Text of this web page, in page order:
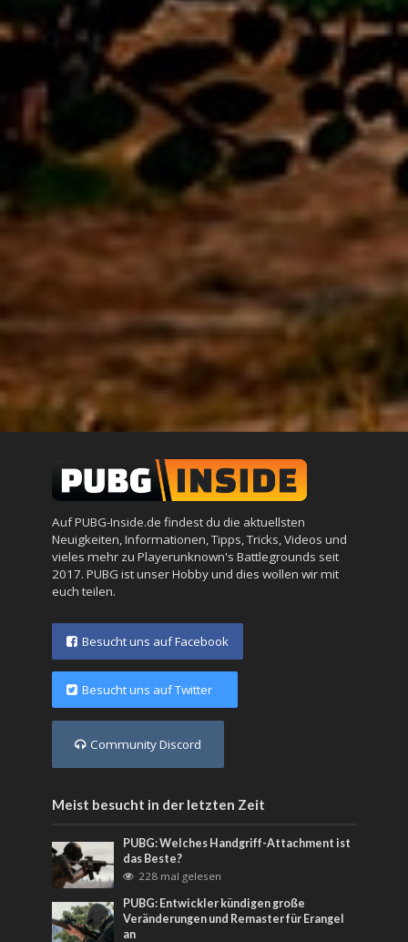
Auf PUBG-Inside.de findest du die aktuellsten
Neuigkeiten, Informationen, Tipps, Tricks, Videos und
vieles mehr zu Playerunknown's Battlegrounds seit
2017. PUBG ist unser Hobby und dies wollen wir mit
euch teilen.
Besucht uns auf Facebook
Besucht uns auf Twitter
Community Discord
Meist besucht in der letzten Zeit
PUBG: Welches Handgriff-Attachment ist
das Beste?
228 mal gelesen
PUBG: Entwickler kündigen große
Veränderungen und Remaster für Erangel
an